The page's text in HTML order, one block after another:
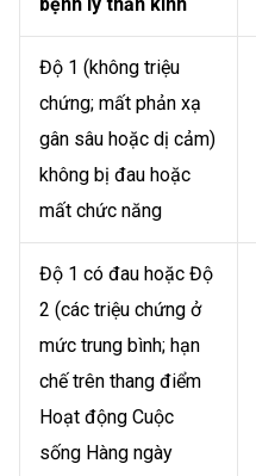
bệnh lý thần kinh
Độ 1 (không triệu
chứng; mất phản xạ
gân sâu hoặc dị cảm)
không bị đau hoặc
mất chức năng
Độ 1 có đau hoặc Độ
2 (các triệu chứng ở
mức trung bình; hạn
chế trên thang điểm
Hoạt động Cuộc
sống Hàng ngày